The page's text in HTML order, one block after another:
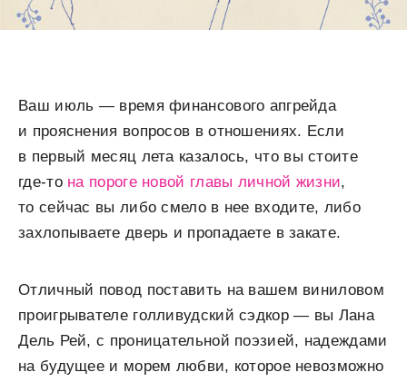
Ваш июль — время финансового апгрейда
и прояснения вопросов в отношениях. Если
в первый месяц лета казалось, что вы стоите
где-то на пороге новой главы личной жизни,
то сейчас вы либо смело в нее входите, либо
захлопываете дверь и пропадаете в закате.
Отличный повод поставить на вашем виниловом
проигрывателе голливудский сэдкор — вы Лана
Дель Рей, с проницательной поэзией, надеждами
на будущее и морем любви, которое невозможно